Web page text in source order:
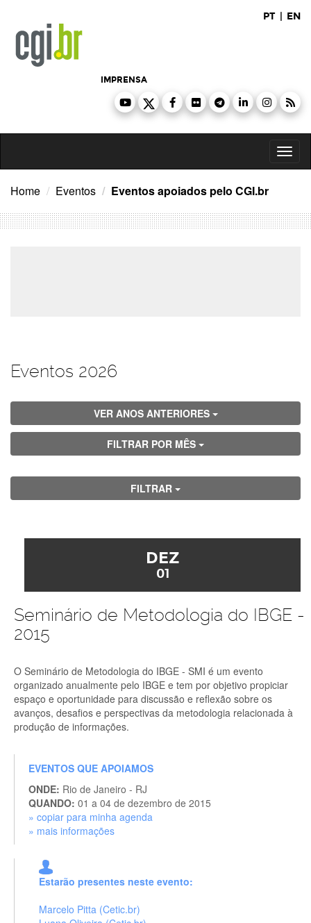
conteúdo
PT | EN
IMPRENSA
Home Eventos Eventos apoiados pelo CGI.br
Eventos 2026
VER ANOS ANTERIORES
FILTRAR POR MÊS
FILTRAR
DEZ
01
Seminário de Metodologia do IBGE -
2015
O Seminário de Metodologia do IBGE - SMI é um evento
organizado anualmente pelo IBGE e tem por objetivo propiciar
espaço e oportunidade para discussão e reflexão sobre os
avanços, desafios e perspectivas da metodologia relacionada à
produção de informações.
EVENTOS QUE APOIAMOS
ONDE: Rio de Janeiro - RJ
QUANDO: 01 a 04 de dezembro de 2015
» copiar para minha agenda
» mais informações
Estarão presentes neste evento:
Marcelo Pitta (Cetic.br)